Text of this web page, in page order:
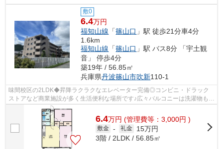
敷0
6.4万円
福知山線 「篠山口 」駅 徒歩21分車4分
1.6km
福知山線 「篠山口 」駅 バス8分 「宇土観
音」 停歩4分
築19年 / 56.85㎡
兵庫県丹波篠山市吹新110-1
味間校区の2LDK◆昇降ラクラクなエレベーター完備◎コンビニ・ドラック
ストアなど商業施設が多く生活便利な場所です♪広々バルコニーは洗濯物もゆ
ったり干せたり、プランター菜園も楽しめ...
6.4万円 (管理費等：3,000円 )
敷金 - 礼金
15万円
3階 / 2LDK / 56.85㎡